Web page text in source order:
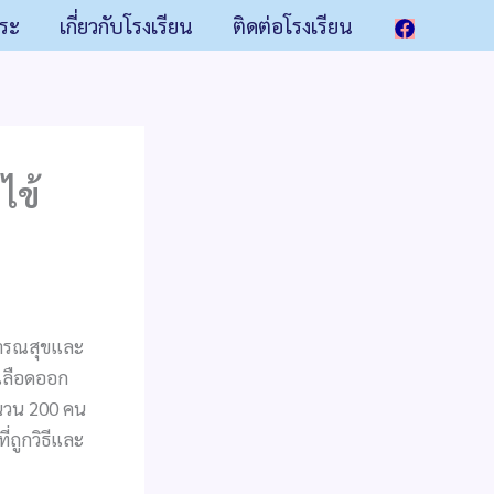
ะ เกี่ยวกับโรงเรียน ติดต่อโรงเรียน
ข้
รณสุขและ
ลือดออก
น 200 คน
ถูกวิธีและ